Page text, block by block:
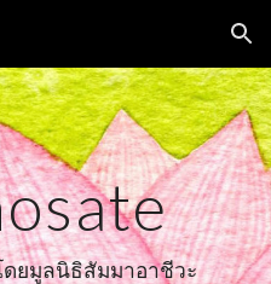
Skip to navigation
ดยมูลนิธิสัมมาอาชีวะ